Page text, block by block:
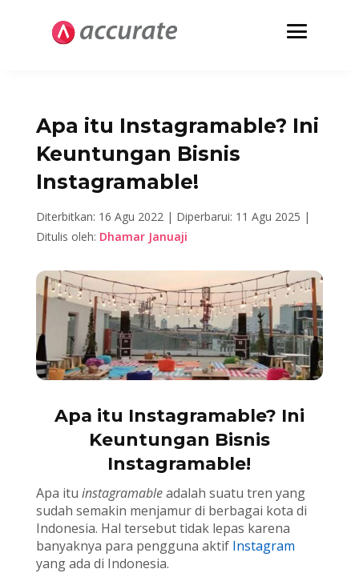
Apa itu Instagramable? Ini
Keuntungan Bisnis
Instagramable!
Diterbitkan: 16 Agu 2022 | Diperbarui: 11 Agu 2025 |
Ditulis oleh: Dhamar Januaji
Apa itu Instagramable? Ini
Keuntungan Bisnis
Instagramable!
Apa itu instagramableadalah suatu tren yang
sudah semakin menjamur di berbagai kota di
Indonesia. Hal tersebut tidak lepas karena
banyaknya para pengguna aktif Instagram
yang ada di Indonesia.